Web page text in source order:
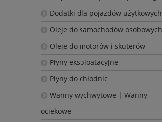
Dodatki dla pojazdów użytkowych
Oleje do samochodów osobowych
Oleje do motorów i skuterów
Płyny eksploatacyjne
Płyny do chłodnic
Wanny wychwytowe | Wanny
ociekowe